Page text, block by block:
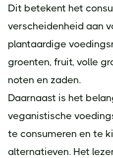
Dit betekent het
verscheidenheid aan
plantaardige
groenten, fruit, volle
noten en zaden.
Daarnaast is het
veganistische
te consumeren en te
alternatieven. Het